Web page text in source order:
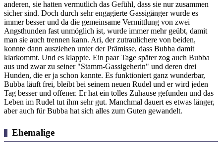
anderen, sie hatten vermutlich das Gefühl, dass sie nur zusammen
sicher sind. Doch durch sehr engagierte Gassigänger wurde es
immer besser und da die gemeinsame Vermittlung von zwei
Angsthunden fast unmöglich ist, wurde immer mehr geübt, damit
man sie auch trennen kann. Ari, der zutraulichere von beiden,
konnte dann ausziehen unter der Prämisse, dass Bubba damit
klarkommt. Und es klappte. Ein paar Tage später zog auch Bubba
aus und zwar zu seiner "Stamm-Gassigeherin" und deren drei
Hunden, die er ja schon kannte. Es funktioniert ganz wunderbar,
Bubba läuft frei, bleibt bei seinem neuen Rudel und er wird jeden
Tag besser und offener. Er hat ein tolles Zuhause gefunden und das
Leben im Rudel tut ihm sehr gut. Manchmal dauert es etwas länger,
aber auch für Bubba hat sich alles zum Guten gewandelt.
Ehemalige